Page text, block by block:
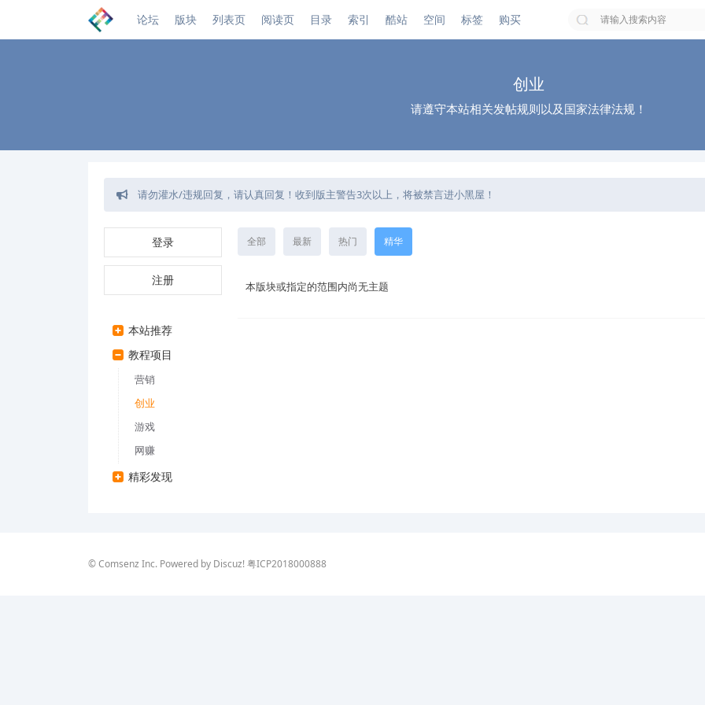
论坛 版块 列表页 阅读页 目录 索引 酷站 空间 标签 购买
创业
请遵守本站相关发帖规则以及国家法律法规！
请勿灌水/违规回复，请认真回复！收到版主警告3次以上，将被禁言进小黑屋！
如发现链接失效/灌水/广告等违规行为，可使用帖子内的举报功能进行反馈，等待回复处理！
登录
注册
本站推荐
教程项目
营销
创业
游戏
网赚
精彩发现
全部 最新 热门 精华
本版块或指定的范围内尚无主题
©Comsenz Inc. Powered by Discuz!粤ICP2018000888